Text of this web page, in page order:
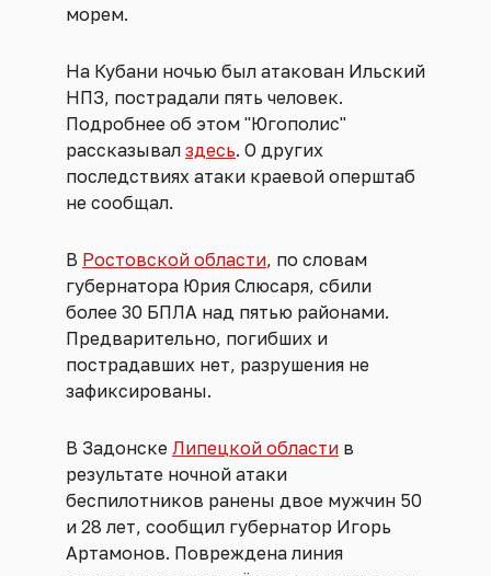
морем.
На Кубани ночью был атакован Ильский
НПЗ, пострадали пять человек.
Подробнее об этом "Югополис"
рассказывал здесь. О других
последствиях атаки краевой оперштаб
не сообщал.
В Ростовской области, по словам
губернатора Юрия Слюсаря, сбили
более 30 БПЛА над пятью районами.
Предварительно, погибших и
пострадавших нет, разрушения не
зафиксированы.
В Задонске Липецкой области в
результате ночной атаки
беспилотников ранены двое мужчин 50
и 28 лет, сообщил губернатор Игорь
Артамонов. Повреждена линия